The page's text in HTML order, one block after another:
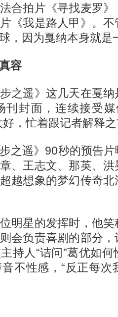
合拍片《寻找麦罗
《我是路人甲》。
，因为戛纳本身就是
容
遥》这几天在戛纳
刊封面，连续接受
，忙着跟记者解释
遥》90秒的预告片
、王志文、那英、
越想象的梦幻传奇
星的发挥时，他笑
会负责喜剧的部分
持人“诘问”葛优如
不性感，“反正每次